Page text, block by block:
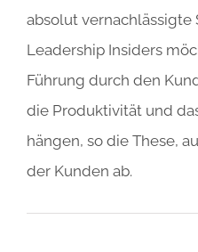
absolut vernachlässigte
Leadership Insiders
Führung durch den
die Produktivität und
hängen, so die These,
der Kunden ab.